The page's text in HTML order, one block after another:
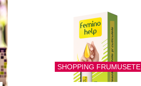
SHOPPING FRUMUSETE